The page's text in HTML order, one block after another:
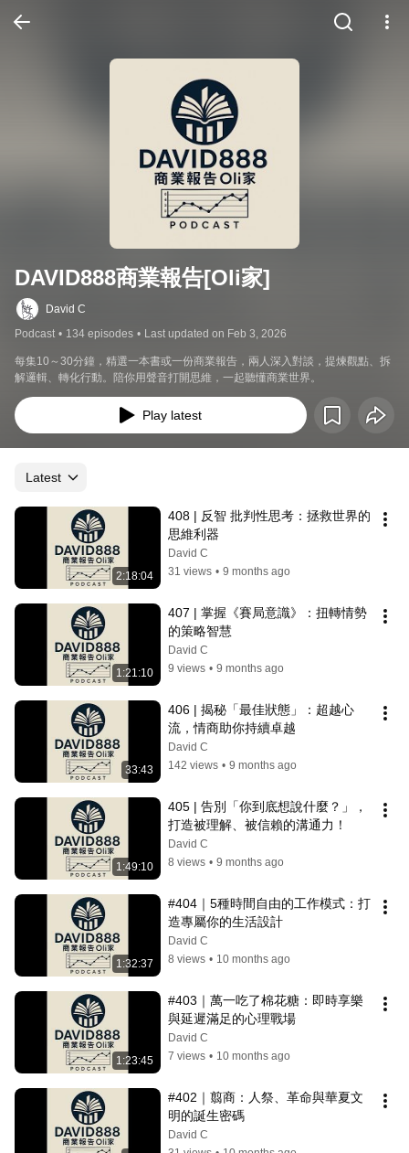
DAVID888商業報告[Oli家]
David C
Podcast • 134 episodes • Last updated on Feb 3, 2026
每集10～30分鐘，精選一本書或一份商業報告，兩人深入對談，提煉觀點、拆
解邏輯、轉化行動。陪你用聲音打開思維，一起聽懂商業世界。
Play latest
Latest
2:18:04
408 | 反智 批判性思考：拯救世界的
思維利器
David C
31 views • 9 months ago
1:21:10
407 | 掌握《賽局意識》：扭轉情勢
的策略智慧
David C
9 views • 9 months ago
33:43
406 | 揭秘「最佳狀態」：超越心
流，情商助你持續卓越
David C
142 views • 9 months ago
1:49:10
405 | 告別「你到底想說什麼？」，
打造被理解、被信賴的溝通力！
David C
8 views • 9 months ago
1:32:37
#404｜5種時間自由的工作模式：打
造專屬你的生活設計
David C
8 views • 10 months ago
1:23:45
#403｜萬一吃了棉花糖：即時享樂
與延遲滿足的心理戰場
David C
7 views • 10 months ago
#402｜翦商：人祭、革命與華夏文
明的誕生密碼
David C